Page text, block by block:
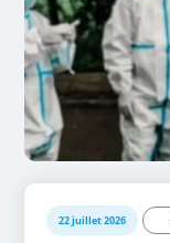
22 juillet 2026